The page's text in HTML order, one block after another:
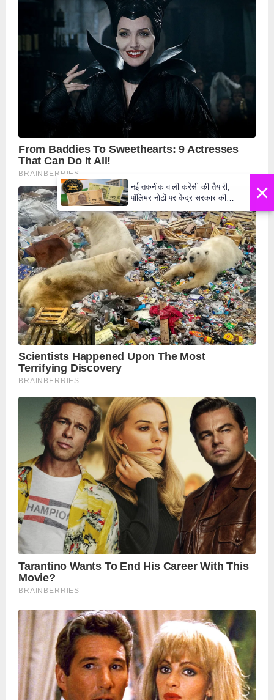
×
नई तकनीक वाली करेंसी की तैयारी,
पॉलिमर नोटों पर केंद्र सरकार की
₹10 और ₹20 के नोट - Daily Lok
Manch PM Modi U